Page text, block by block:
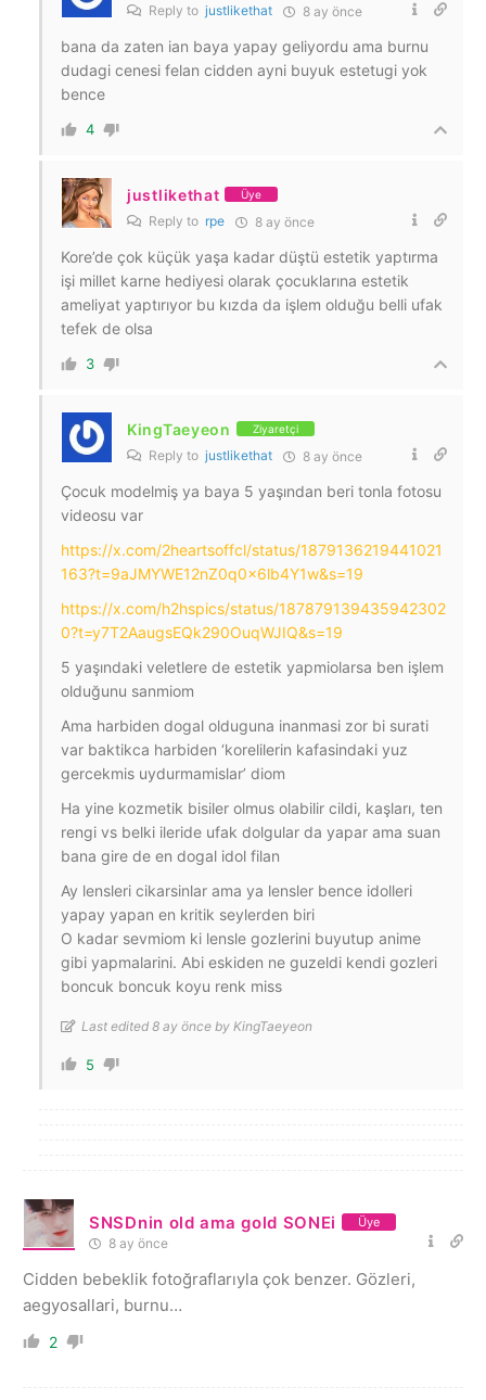
Reply to justlikethat 8 ay önce
bana da zaten ian baya yapay geliyordu ama burnu
dudagi cenesi felan cidden ayni buyuk estetugi yok
bence
4
justlikethat Üye
Reply to rpe 8 ay önce
Kore’de çok küçük yaşa kadar düştü estetik yaptırma
işi millet karne hediyesi olarak çocuklarına estetik
ameliyat yaptırıyor bu kızda da işlem olduğu belli ufak
tefek de olsa
3
KingTaeyeon Ziyaretçi
Reply to justlikethat 8 ay önce
Çocuk modelmiş ya baya 5 yaşından beri tonla fotosu
videosu var
https://x.com/2heartsoffcl/status/1879136219441021
163?t=9aJMYWE12nZ0q0x6lb4Y1w&s=19
https://x.com/h2hspics/status/187879139435942302
0?t=y7T2AaugsEQk290OuqWJIQ&s=19
5 yaşındaki veletlere de estetik yapmiolarsa ben işlem
olduğunu sanmiom
Ama harbiden dogal olduguna inanmasi zor bi surati
var baktikca harbiden ‘korelilerin kafasindaki yuz
gercekmis uydurmamislar’ diom
Ha yine kozmetik bisiler olmus olabilir cildi, kaşları, ten
rengi vs belki ileride ufak dolgular da yapar ama suan
bana gire de en dogal idol filan
Ay lensleri cikarsinlar ama ya lensler bence idolleri
yapay yapan en kritik seylerden biri
O kadar sevmiom ki lensle gozlerini buyutup anime
gibi yapmalarini. Abi eskiden ne guzeldi kendi gozleri
boncuk boncuk koyu renk miss
Last edited 8 ay önce by KingTaeyeon
5
SNSDnin old ama gold SONEi Üye
8 ay önce
Cidden bebeklik fotoğraflarıyla çok benzer. Gözleri,
aegyosallari, burnu…
2